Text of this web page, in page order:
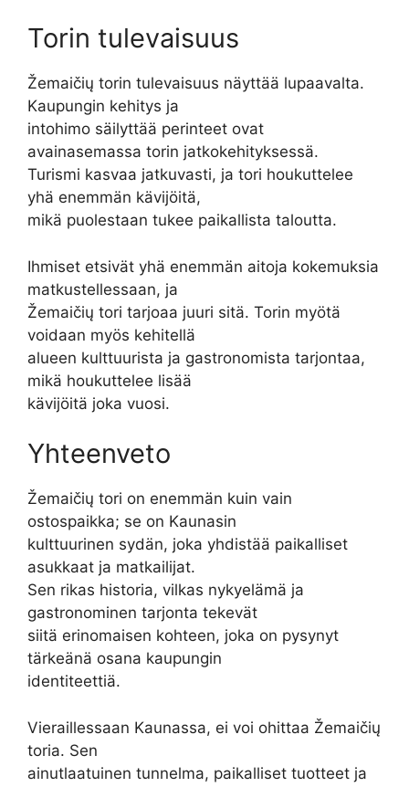
Torin tulevaisuus
Žemaičių torin tulevaisuus näyttää lupaavalta.
Kaupungin kehitys ja
intohimo säilyttää perinteet ovat
avainasemassa torin jatkokehityksessä.
Turismi kasvaa jatkuvasti, ja tori houkuttelee
yhä enemmän kävijöitä,
mikä puolestaan tukee paikallista taloutta.
Ihmiset etsivät yhä enemmän aitoja kokemuksia
matkustellessaan, ja
Žemaičių tori tarjoaa juuri sitä. Torin myötä
voidaan myös kehitellä
alueen kulttuurista ja gastronomista tarjontaa,
mikä houkuttelee lisää
kävijöitä joka vuosi.
Yhteenveto
Žemaičių tori on enemmän kuin vain
ostospaikka; se on Kaunasin
kulttuurinen sydän, joka yhdistää paikalliset
asukkaat ja matkailijat.
Sen rikas historia, vilkas nykyelämä ja
gastronominen tarjonta tekevät
siitä erinomaisen kohteen, joka on pysynyt
tärkeänä osana kaupungin
identiteettiä.
Vieraillessaan Kaunassa, ei voi ohittaa Žemaičių
toria. Sen
ainutlaatuinen tunnelma, paikalliset tuotteet ja